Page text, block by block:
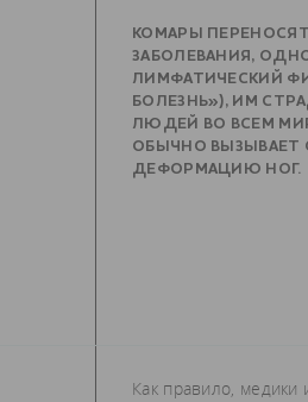
КОМАРЫ
ЗАБОЛЕВАНИЯ,
ЛИМФАТИЧЕСКИЙ
БОЛЕЗНЬ»), ИМ
ЛЮДЕЙ ВО ВСЕМ
ОБЫЧНО ВЫЗЫВАЕТ
ДЕФОРМАЦИЮ НОГ.
Как правило,